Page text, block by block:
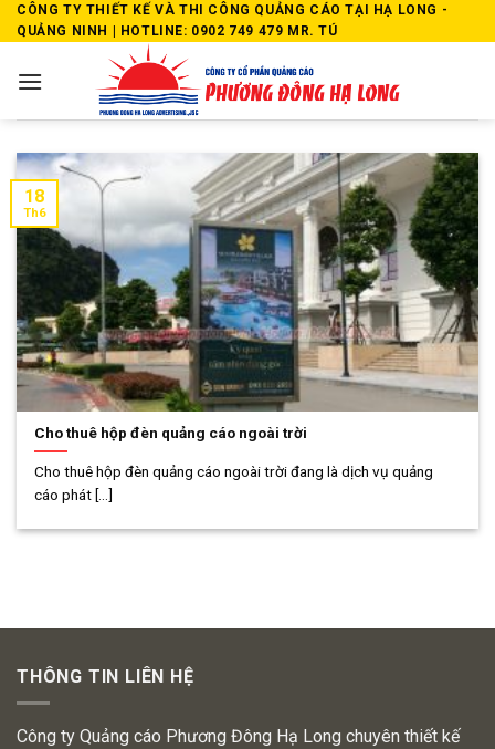
Skip
to
CÔNG TY THIẾT KẾ VÀ THI CÔNG QUẢNG CÁO TẠI HẠ LONG -
QUẢNG NINH | HOTLINE: 0902 749 479 MR. TÚ
Cho thuê hộp đèn quảng cáo ngoài trời
Cho thuê hộp đèn quảng cáo ngoài trời đang là dịch vụ quảng
cáo phát [...]
18
Th6
THÔNG TIN LIÊN HỆ
Công ty Quảng cáo Phương Đông Hạ Long chuyên thiết kế